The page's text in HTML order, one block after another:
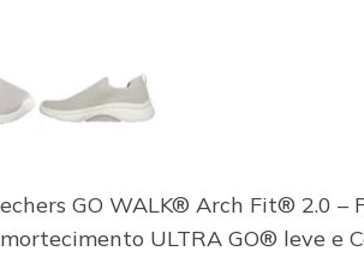
GO WALK® Arch Fit® 2.0
ULTRA GO® leve e